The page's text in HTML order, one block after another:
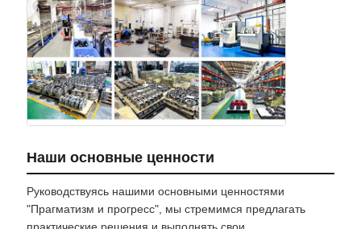
Наши основные ценности
Руководствуясь нашими основными ценностями
"Прагматизм и прогресс", мы стремимся предлагать